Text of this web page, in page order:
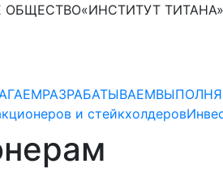
ОБЩЕСТВО«ИНСТИТУТ ТИТАНА»
РАЗРАБАТЫВАЕМ
и стейкхолдеров